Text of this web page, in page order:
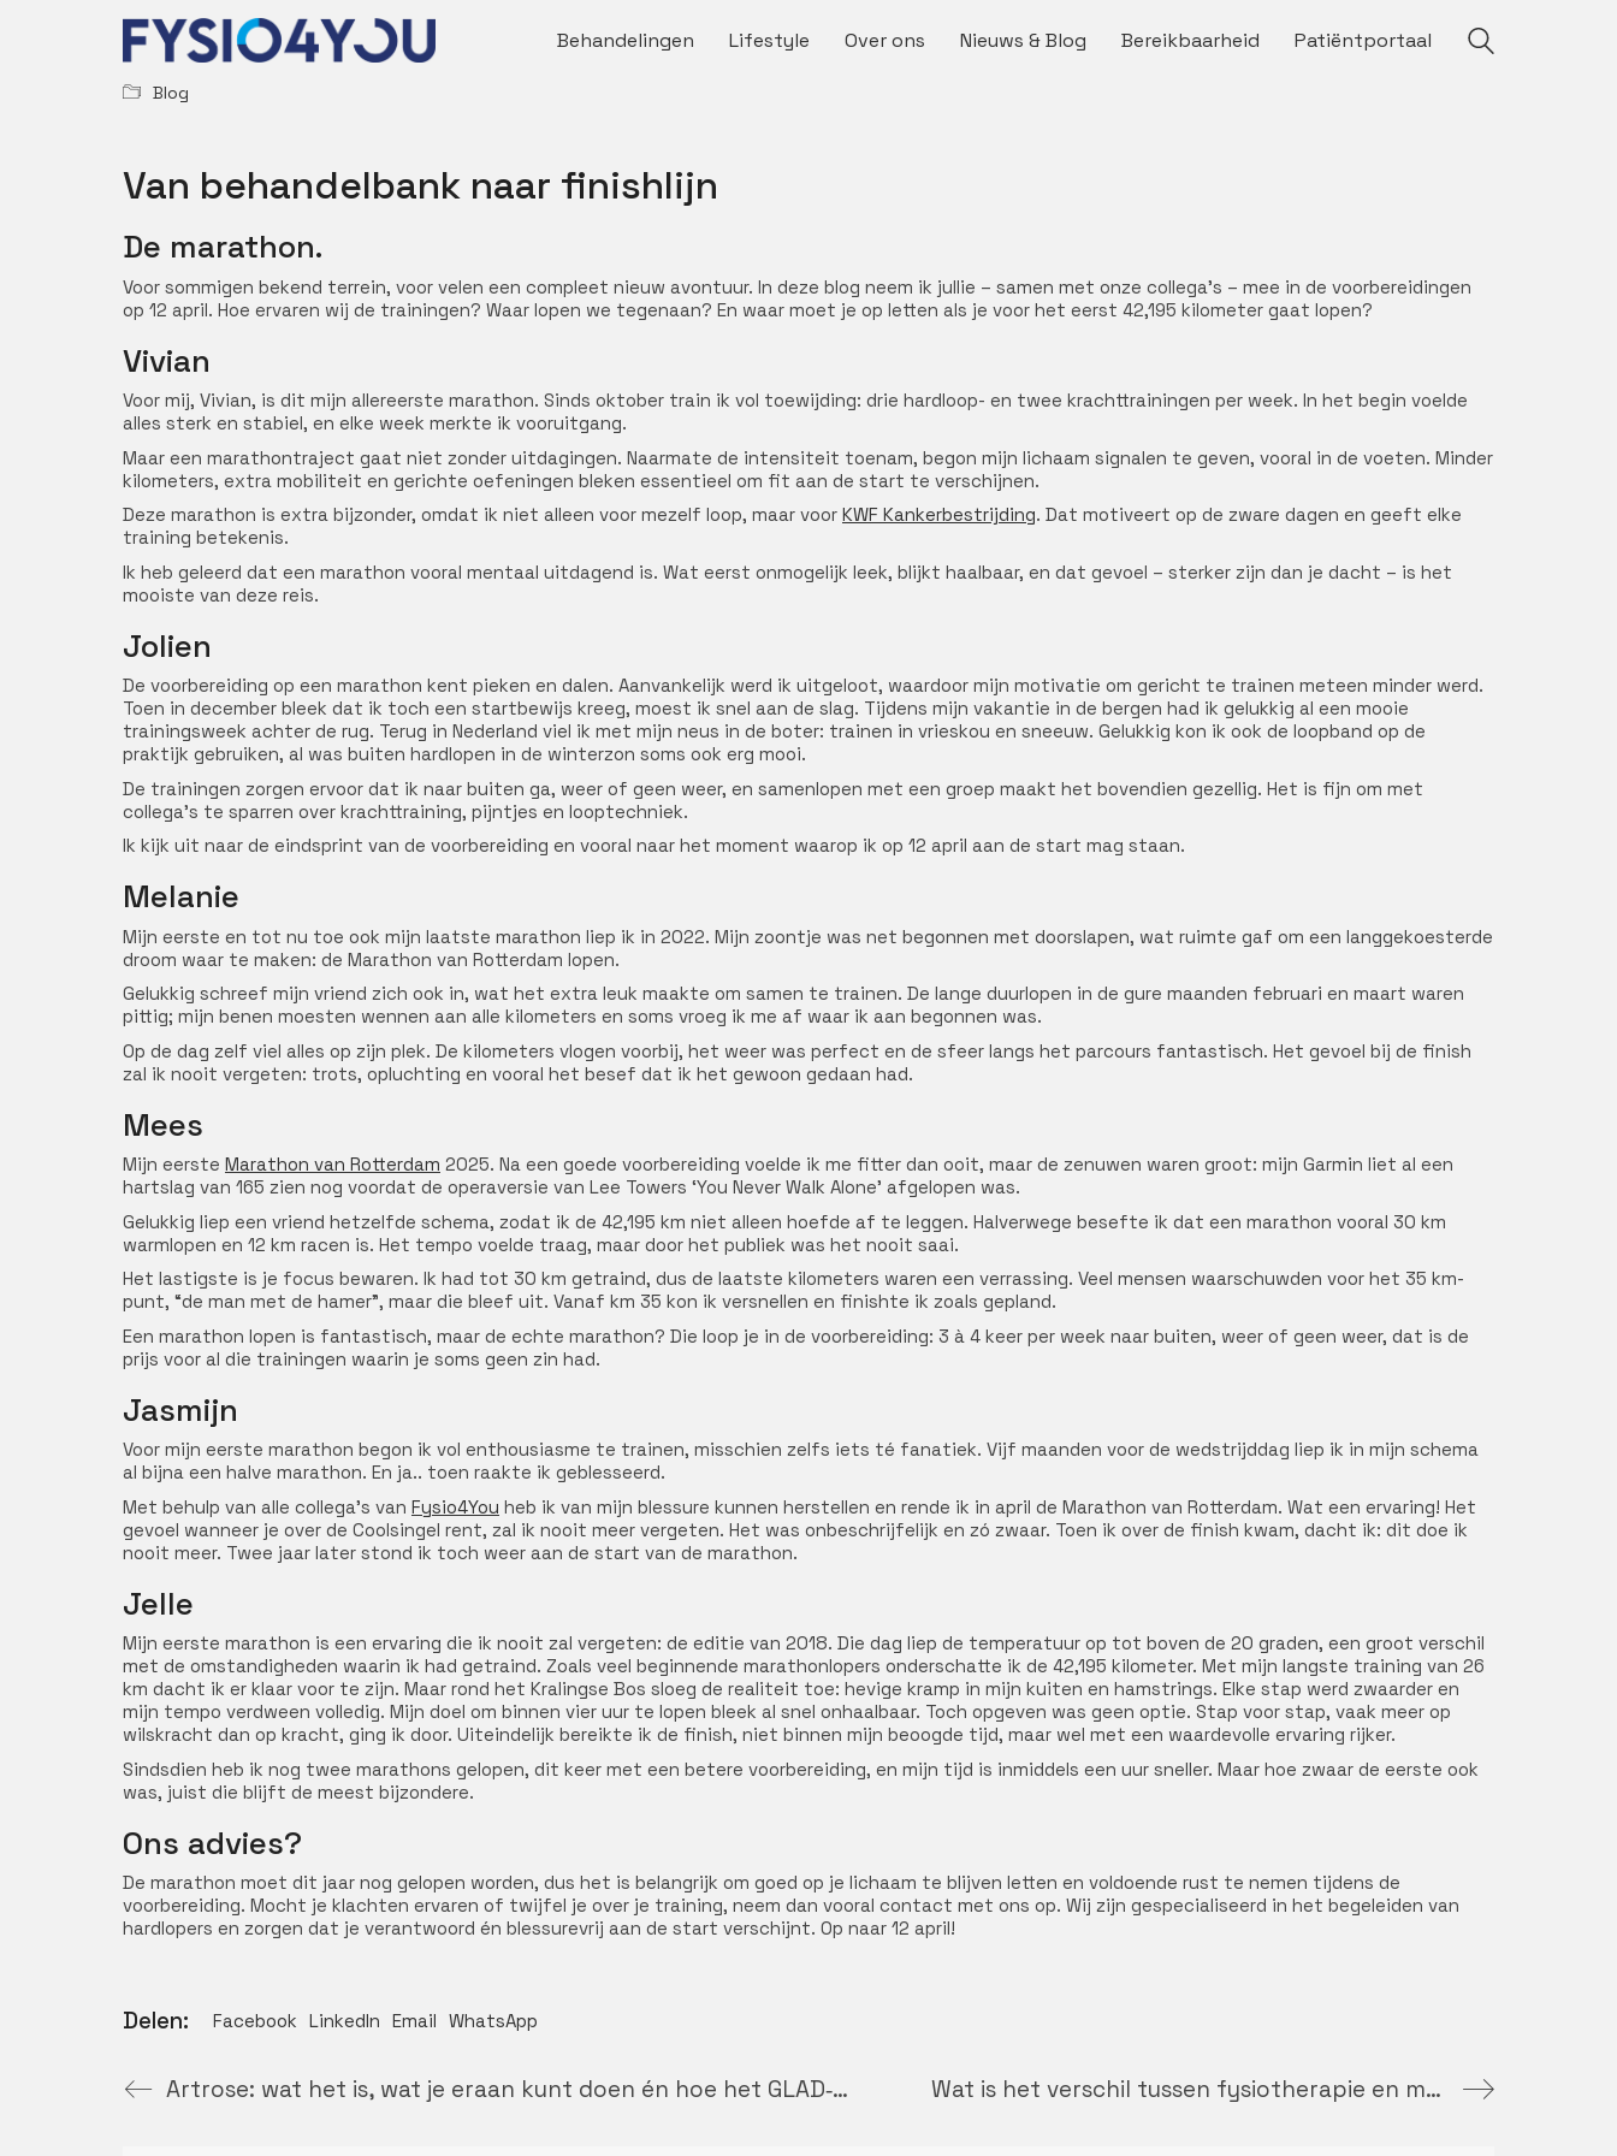
Behandelingen Lifestyle Over ons Nieuws & Blog Bereikbaarheid Patiëntportaal
Blog
Van behandelbank naar finishlijn
De marathon.
Voor sommigen bekend terrein, voor velen een compleet nieuw avontuur. In deze blog neem ik jullie – samen met onze collega’s – mee in de voorbereidingen
op 12 april. Hoe ervaren wij de trainingen? Waar lopen we tegenaan? En waar moet je op letten als je voor het eerst 42,195 kilometer gaat lopen?
Vivian
Voor mij, Vivian, is dit mijn allereerste marathon. Sinds oktober train ik vol toewijding: drie hardloop- en twee krachttrainingen per week. In het begin voelde
alles sterk en stabiel, en elke week merkte ik vooruitgang.
Maar een marathontraject gaat niet zonder uitdagingen. Naarmate de intensiteit toenam, begon mijn lichaam signalen te geven, vooral in de voeten. Minder
kilometers, extra mobiliteit en gerichte oefeningen bleken essentieel om fit aan de start te verschijnen.
Deze marathon is extra bijzonder, omdat ik niet alleen voor mezelf loop, maar voor KWF Kankerbestrijding. Dat motiveert op de zware dagen en geeft elke
training betekenis.
Ik heb geleerd dat een marathon vooral mentaal uitdagend is. Wat eerst onmogelijk leek, blijkt haalbaar, en dat gevoel – sterker zijn dan je dacht – is het
mooiste van deze reis.
Jolien
De voorbereiding op een marathon kent pieken en dalen. Aanvankelijk werd ik uitgeloot, waardoor mijn motivatie om gericht te trainen meteen minder werd.
Toen in december bleek dat ik toch een startbewijs kreeg, moest ik snel aan de slag. Tijdens mijn vakantie in de bergen had ik gelukkig al een mooie
trainingsweek achter de rug. Terug in Nederland viel ik met mijn neus in de boter: trainen in vrieskou en sneeuw. Gelukkig kon ik ook de loopband op de
praktijk gebruiken, al was buiten hardlopen in de winterzon soms ook erg mooi.
De trainingen zorgen ervoor dat ik naar buiten ga, weer of geen weer, en samenlopen met een groep maakt het bovendien gezellig. Het is fijn om met
collega’s te sparren over krachttraining, pijntjes en looptechniek.
Ik kijk uit naar de eindsprint van de voorbereiding en vooral naar het moment waarop ik op 12 april aan de start mag staan.
Melanie
Mijn eerste en tot nu toe ook mijn laatste marathon liep ik in 2022. Mijn zoontje was net begonnen met doorslapen, wat ruimte gaf om een langgekoesterde
droom waar te maken: de Marathon van Rotterdam lopen.
Gelukkig schreef mijn vriend zich ook in, wat het extra leuk maakte om samen te trainen. De lange duurlopen in de gure maanden februari en maart waren
pittig; mijn benen moesten wennen aan alle kilometers en soms vroeg ik me af waar ik aan begonnen was.
Op de dag zelf viel alles op zijn plek. De kilometers vlogen voorbij, het weer was perfect en de sfeer langs het parcours fantastisch. Het gevoel bij de finish
zal ik nooit vergeten: trots, opluchting en vooral het besef dat ik het gewoon gedaan had.
Mees
Mijn eerste Marathon van Rotterdam 2025. Na een goede voorbereiding voelde ik me fitter dan ooit, maar de zenuwen waren groot: mijn Garmin liet al een
hartslag van 165 zien nog voordat de operaversie van Lee Towers ‘You Never Walk Alone’ afgelopen was.
Gelukkig liep een vriend hetzelfde schema, zodat ik de 42,195 km niet alleen hoefde af te leggen. Halverwege besefte ik dat een marathon vooral 30 km
warmlopen en 12 km racen is. Het tempo voelde traag, maar door het publiek was het nooit saai.
Het lastigste is je focus bewaren. Ik had tot 30 km getraind, dus de laatste kilometers waren een verrassing. Veel mensen waarschuwden voor het 35 km-
punt, “de man met de hamer”, maar die bleef uit. Vanaf km 35 kon ik versnellen en finishte ik zoals gepland.
Een marathon lopen is fantastisch, maar de echte marathon? Die loop je in de voorbereiding: 3 à 4 keer per week naar buiten, weer of geen weer, dat is de
prijs voor al die trainingen waarin je soms geen zin had.
Jasmijn
Voor mijn eerste marathon begon ik vol enthousiasme te trainen, misschien zelfs iets té fanatiek. Vijf maanden voor de wedstrijddag liep ik in mijn schema
al bijna een halve marathon. En ja.. toen raakte ik geblesseerd.
Met behulp van alle collega’s van Fysio4You heb ik van mijn blessure kunnen herstellen en rende ik in april de Marathon van Rotterdam. Wat een ervaring! Het
gevoel wanneer je over de Coolsingel rent, zal ik nooit meer vergeten. Het was onbeschrijfelijk en zó zwaar. Toen ik over de finish kwam, dacht ik: dit doe ik
nooit meer. Twee jaar later stond ik toch weer aan de start van de marathon.
Jelle
Mijn eerste marathon is een ervaring die ik nooit zal vergeten: de editie van 2018. Die dag liep de temperatuur op tot boven de 20 graden, een groot verschil
met de omstandigheden waarin ik had getraind. Zoals veel beginnende marathonlopers onderschatte ik de 42,195 kilometer. Met mijn langste training van 26
km dacht ik er klaar voor te zijn. Maar rond het Kralingse Bos sloeg de realiteit toe: hevige kramp in mijn kuiten en hamstrings. Elke stap werd zwaarder en
mijn tempo verdween volledig. Mijn doel om binnen vier uur te lopen bleek al snel onhaalbaar. Toch opgeven was geen optie. Stap voor stap, vaak meer op
wilskracht dan op kracht, ging ik door. Uiteindelijk bereikte ik de finish, niet binnen mijn beoogde tijd, maar wel met een waardevolle ervaring rijker.
Sindsdien heb ik nog twee marathons gelopen, dit keer met een betere voorbereiding, en mijn tijd is inmiddels een uur sneller. Maar hoe zwaar de eerste ook
was, juist die blijft de meest bijzondere.
Ons advies?
De marathon moet dit jaar nog gelopen worden, dus het is belangrijk om goed op je lichaam te blijven letten en voldoende rust te nemen tijdens de
voorbereiding. Mocht je klachten ervaren of twijfel je over je training, neem dan vooral contact met ons op. Wij zijn gespecialiseerd in het begeleiden van
hardlopers en zorgen dat je verantwoord én blessurevrij aan de start verschijnt. Op naar 12 april!
Delen: Facebook LinkedIn Email WhatsApp
Artrose: wat het is, wat je eraan kunt doen én hoe het GLAD‑programma je helpt! Wat is het verschil tussen fysiotherapie en manueletherapie?